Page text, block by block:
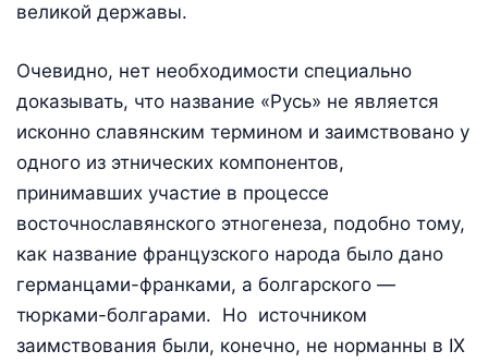
великой державы.
Очевидно, нет необходимости специально
доказывать, что название «Русь» не является
исконно славянским термином и заимствовано у
одного из этнических компонентов,
принимавших участие в процессе
восточнославянского этногенеза, подобно тому,
как название французского народа было дано
германцами-франками, а болгарского —
тюрками-болгарами. Но источником
заимствования были, конечно, не норманны в IX